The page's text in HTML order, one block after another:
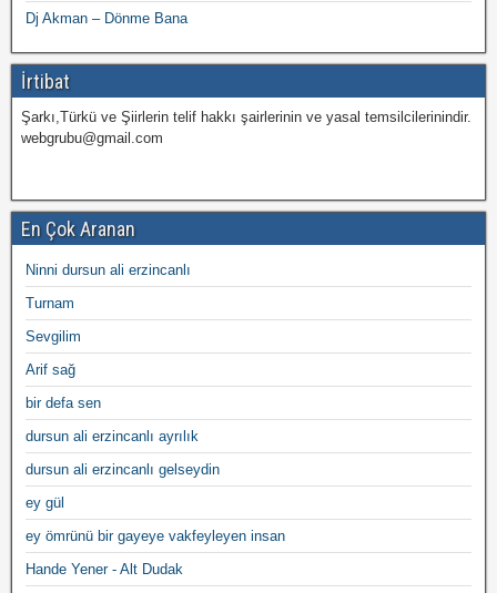
Dj Akman – Dönme Bana
İrtibat
Şarkı,Türkü ve Şiirlerin telif hakkı şairlerinin ve yasal temsilcilerinindir.
webgrubu@gmail.com
En Çok Aranan
Ninni dursun ali erzincanlı
Turnam
Sevgilim
Arif sağ
bir defa sen
dursun ali erzincanlı ayrılık
dursun ali erzincanlı gelseydin
ey gül
ey ömrünü bir gayeye vakfeyleyen insan
Hande Yener - Alt Dudak